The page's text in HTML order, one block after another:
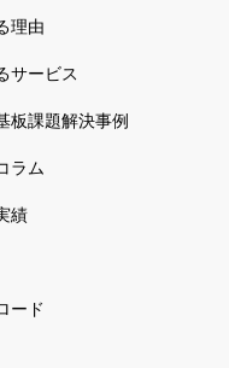
理由
サービス
板課題解決事例
ラム
績
ード